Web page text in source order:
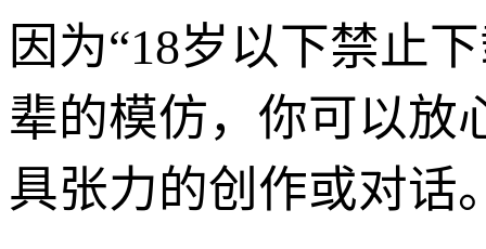
因为“18岁以下禁止
辈的模仿，你可以放
具张力的创作或对话